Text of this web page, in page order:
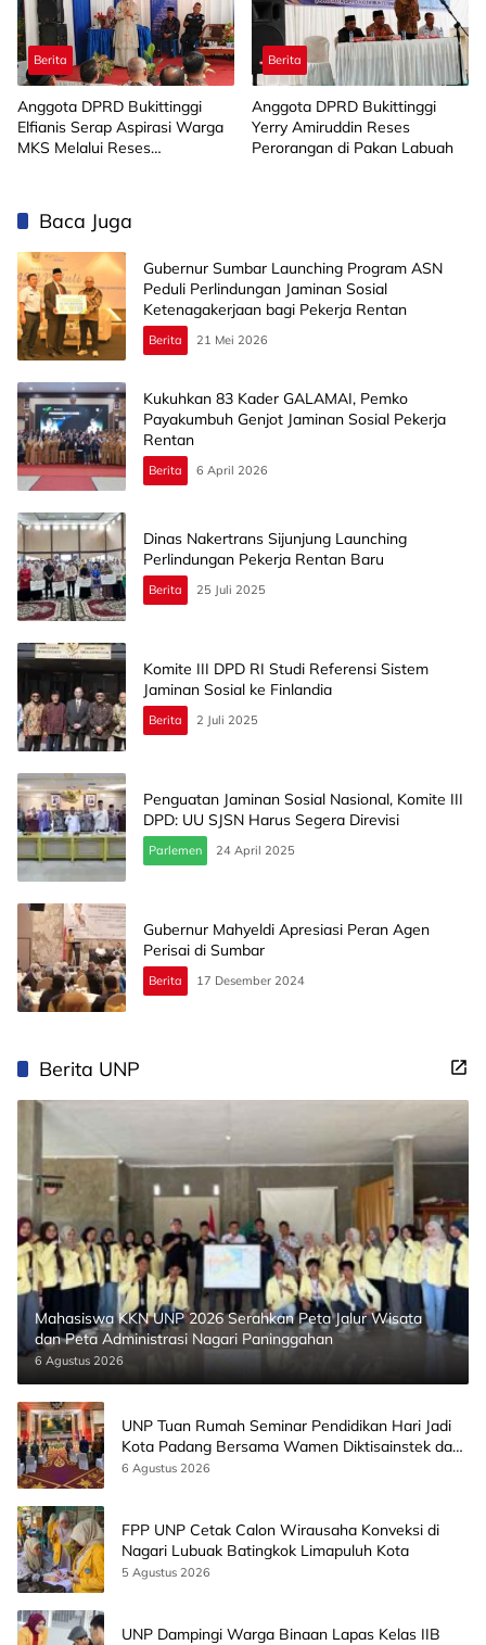
Berita
Anggota DPRD Bukittinggi
Elfianis Serap Aspirasi Warga
MKS Melalui Reses
Berita
Anggota DPRD Bukittinggi
Yerry Amiruddin Reses
Perorangan di Pakan Labuah
Baca Juga
Gubernur Sumbar Launching Program ASN
Peduli Perlindungan Jaminan Sosial
Ketenagakerjaan bagi Pekerja Rentan
Berita 21 Mei 2026
Kukuhkan 83 Kader GALAMAI, Pemko
Payakumbuh Genjot Jaminan Sosial Pekerja
Rentan
Berita 6 April 2026
Dinas Nakertrans Sijunjung Launching
Perlindungan Pekerja Rentan Baru
Berita 25 Juli 2025
Komite III DPD RI Studi Referensi Sistem
Jaminan Sosial ke Finlandia
Berita 2 Juli 2025
Penguatan Jaminan Sosial Nasional, Komite III
DPD: UU SJSN Harus Segera Direvisi
Parlemen 24 April 2025
Gubernur Mahyeldi Apresiasi Peran Agen
Perisai di Sumbar
Berita 17 Desember 2024
Berita UNP
Mahasiswa KKN UNP 2026 Serahkan Peta Jalur Wisata
dan Peta Administrasi Nagari Paninggahan
6 Agustus 2026
UNP Tuan Rumah Seminar Pendidikan Hari Jadi
Kota Padang Bersama Wamen Diktisainstek dan
CEO EMGS Malaysia
6 Agustus 2026
FPP UNP Cetak Calon Wirausaha Konveksi di
Nagari Lubuak Batingkok Limapuluh Kota
5 Agustus 2026
UNP Dampingi Warga Binaan Lapas Kelas IIB